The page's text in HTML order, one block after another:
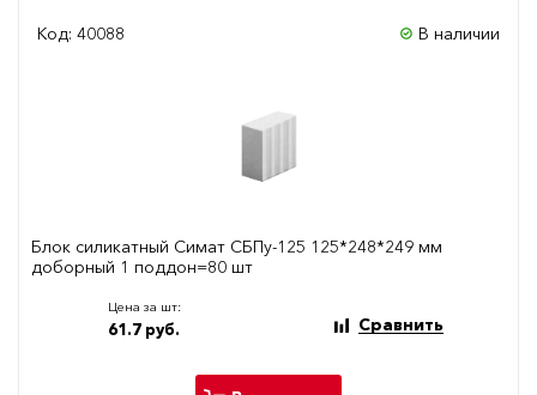
Код: 40088 В наличии
Блок силикатный Симат СБПу-125 125*248*249 мм
доборный 1 поддон=80 шт
Цена за шт:
61.7 руб. Сравнить